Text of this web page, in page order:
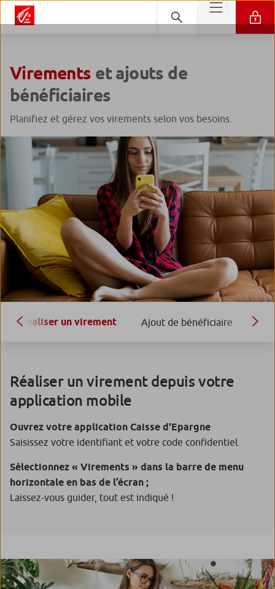
Virements et ajouts de
bénéficiaires
Planifiez et gérez vos virements selon vos besoins.
Réaliser un virement Ajout de bénéficiaire
Réaliser un virement depuis votre
application mobile
Ouvrez votre application Caisse d'Epargne
Saisissez votre identifiant et votre code confidentiel.
Sélectionnez « Virements » dans la barre de menu
horizontale en bas de l’écran ;
Laissez-vous guider, tout est indiqué !